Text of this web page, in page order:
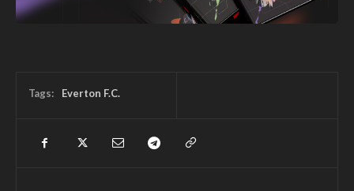
Tags: Everton F.C.